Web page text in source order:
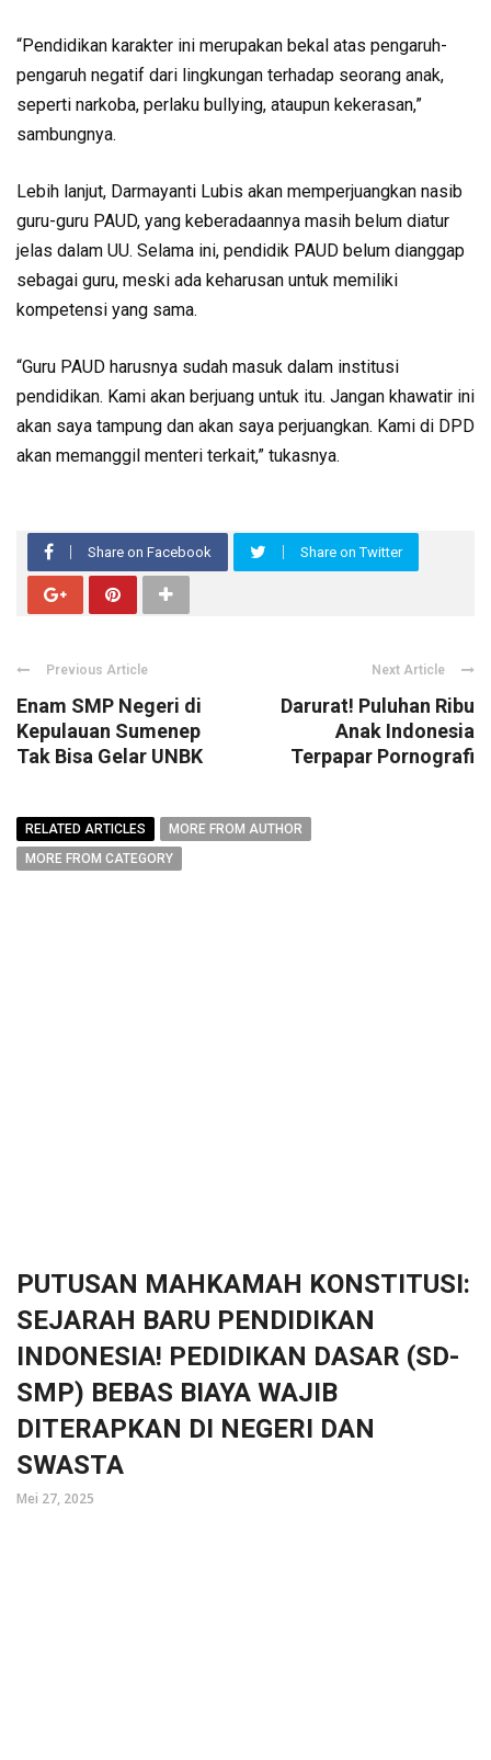
“Pendidikan karakter ini merupakan bekal atas pengaruh-
pengaruh negatif dari lingkungan terhadap seorang anak,
seperti narkoba, perlaku bullying, ataupun kekerasan,”
sambungnya.
Lebih lanjut, Darmayanti Lubis akan memperjuangkan nasib
guru-guru PAUD, yang keberadaannya masih belum diatur
jelas dalam UU. Selama ini, pendidik PAUD belum dianggap
sebagai guru, meski ada keharusan untuk memiliki
kompetensi yang sama.
“Guru PAUD harusnya sudah masuk dalam institusi
pendidikan. Kami akan berjuang untuk itu. Jangan khawatir ini
akan saya tampung dan akan saya perjuangkan. Kami di DPD
akan memanggil menteri terkait,” tukasnya.
Share on Facebook Share on Twitter
Previous Article
Enam SMP Negeri di
Kepulauan Sumenep
Tak Bisa Gelar UNBK
Next Article
Darurat! Puluhan Ribu
Anak Indonesia
Terpapar Pornografi
RELATED ARTICLES
MORE FROM AUTHOR
MORE FROM CATEGORY
PUTUSAN MAHKAMAH KONSTITUSI:
SEJARAH BARU PENDIDIKAN
INDONESIA! PEDIDIKAN DASAR (SD-
SMP) BEBAS BIAYA WAJIB
DITERAPKAN DI NEGERI DAN
SWASTA
Mei 27, 2025